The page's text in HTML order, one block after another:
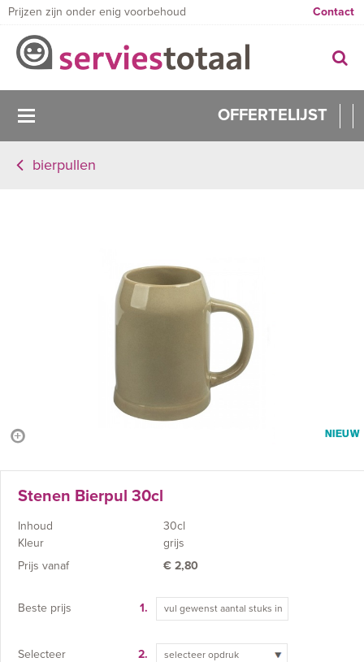
Prijzen zijn onder enig voorbehoud Contact
OFFERTELIJST
bierpullen
NIEUW
Stenen Bierpul 30cl
Inhoud
30cl
Kleur
grijs
Prijs vanaf
€ 2,80
Beste prijs 1.
Selecteer 2. selecteer opdruk